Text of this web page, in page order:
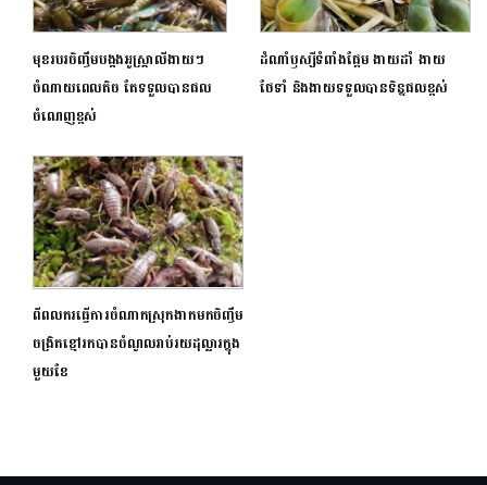
មុខរបរចិញ្ចឹមបង្កងអូស្ត្រាលីងាយៗ
ចំណាយពេលតិច តែទទួលបានផល
ចំណេញខ្ពស់
ដំណាំឫស្សីទំពាំងផ្អែម ងាយដាំ ងាយ
ថែទាំ និងងាយទទួលបានទិន្នផលខ្ពស់
ពីពលករធ្វើការចំណាកស្រុកងាកមកចិញ្ចឹម
ចង្រិតខ្មៅរកបានចំណូលរាប់រយដុល្លារក្នុង
មួយខែ